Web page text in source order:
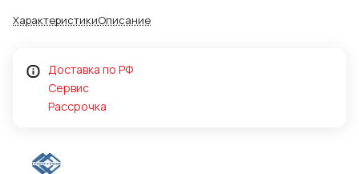
ХарактеристикиОписание
Доставка по РФ
Сервис
Рассрочка